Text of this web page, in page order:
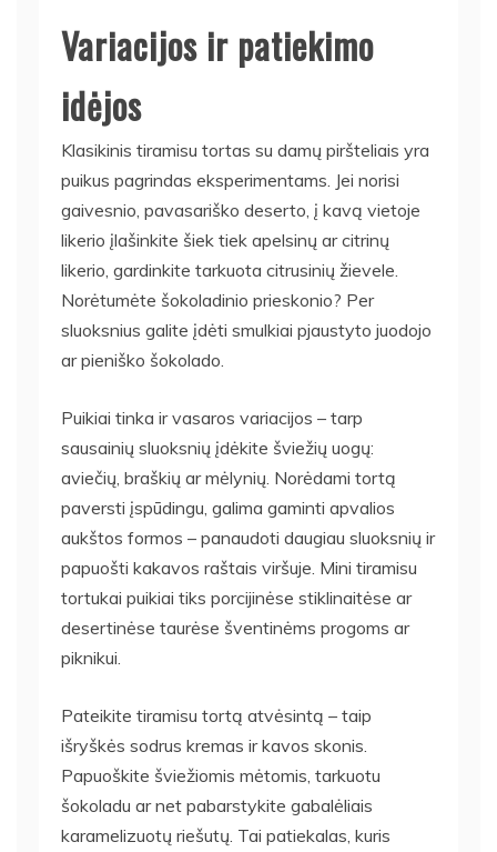
Variacijos ir patiekimo
idėjos
Klasikinis tiramisu tortas su damų piršteliais yra
puikus pagrindas eksperimentams. Jei norisi
gaivesnio, pavasariško deserto, į kavą vietoje
likerio įlašinkite šiek tiek apelsinų ar citrinų
likerio, gardinkite tarkuota citrusinių žievele.
Norėtumėte šokoladinio prieskonio? Per
sluoksnius galite įdėti smulkiai pjaustyto juodojo
ar pieniško šokolado.
Puikiai tinka ir vasaros variacijos – tarp
sausainių sluoksnių įdėkite šviežių uogų:
aviečių, braškių ar mėlynių. Norėdami tortą
paversti įspūdingu, galima gaminti apvalios
aukštos formos – panaudoti daugiau sluoksnių ir
papuošti kakavos raštais viršuje. Mini tiramisu
tortukai puikiai tiks porcijinėse stiklinaitėse ar
desertinėse taurėse šventinėms progoms ar
piknikui.
Pateikite tiramisu tortą atvėsintą – taip
išryškės sodrus kremas ir kavos skonis.
Papuoškite šviežiomis mėtomis, tarkuotu
šokoladu ar net pabarstykite gabalėliais
karamelizuotų riešutų. Tai patiekalas, kuris